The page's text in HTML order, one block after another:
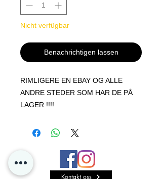
Nicht verfügbar
Benachrichtigen lassen
RIMLIGERE EN EBAY OG ALLE
ANDRE STEDER SOM HAR DE PÅ
LAGER !!!!
topploaders og sleeves
Garanter kvaliteten på dine
Kontakt oss